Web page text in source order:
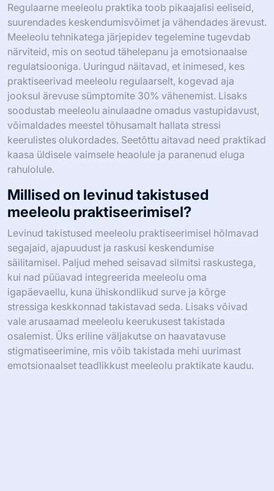
Regulaarne meeleolu praktika toob pikaajalisi eeliseid,
suurendades keskendumisvõimet ja vähendades ärevust.
Meeleolu tehnikatega järjepidev tegelemine tugevdab
närviteid, mis on seotud tähelepanu ja emotsionaalse
regulatsiooniga. Uuringud näitavad, et inimesed, kes
praktiseerivad meeleolu regulaarselt, kogevad aja
jooksul ärevuse sümptomite 30% vähenemist. Lisaks
soodustab meeleolu ainulaadne omadus vastupidavust,
võimaldades meestel tõhusamalt hallata stressi
keerulistes olukordades. Seetõttu aitavad need praktikad
kaasa üldisele vaimsele heaolule ja paranenud eluga
rahulolule.
Millised on levinud takistused
meeleolu praktiseerimisel?
Levinud takistused meeleolu praktiseerimisel hõlmavad
segajaid, ajapuudust ja raskusi keskendumise
säilitamisel. Paljud mehed seisavad silmitsi raskustega,
kui nad püüavad integreerida meeleolu oma
igapäevaellu, kuna ühiskondlikud surve ja kõrge
stressiga keskkonnad takistavad seda. Lisaks võivad
vale arusaamad meeleolu keerukusest takistada
osalemist. Üks eriline väljakutse on haavatavuse
stigmatiseerimine, mis võib takistada mehi uurimast
emotsionaalset teadlikkust meeleolu praktikate kaudu.